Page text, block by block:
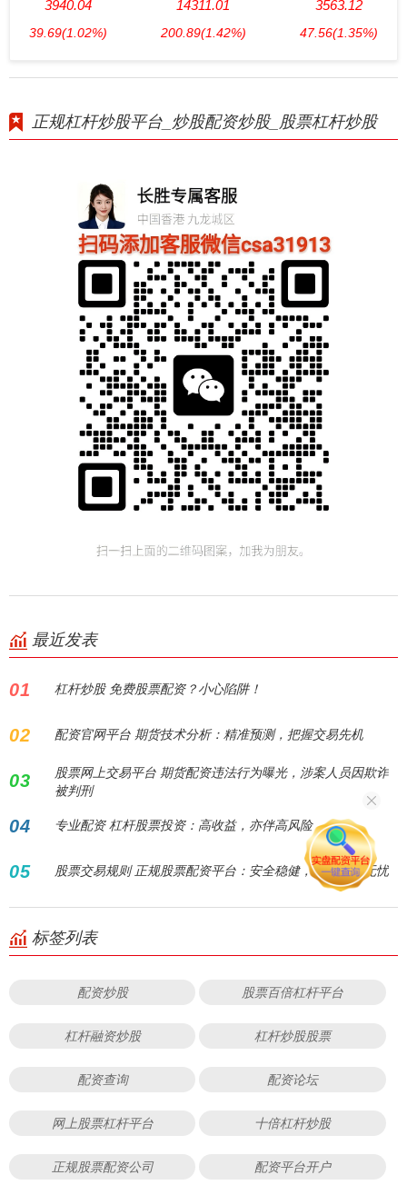
3940.04
39.69(1.02%)
14311.01
200.89(1.42%)
3563.12
47.56(1.35%)
正规杠杆炒股平台_炒股配资炒股_股票杠杆炒股
最近发表
01 杠杆炒股 免费股票配资？小心陷阱！
02 配资官网平台 期货技术分析：精准预测，把握交易先机
03
股票网上交易平台 期货配资违法行为曝光，涉案人员因欺诈
被判刑
04 专业配资 杠杆股票投资：高收益，亦伴高风险
05 股票交易规则 正规股票配资平台：安全稳健，助您投资无忧
标签列表
配资炒股 股票百倍杠杆平台
杠杆融资炒股 杠杆炒股股票
配资查询 配资论坛
网上股票杠杆平台 十倍杠杆炒股
正规股票配资公司 配资平台开户